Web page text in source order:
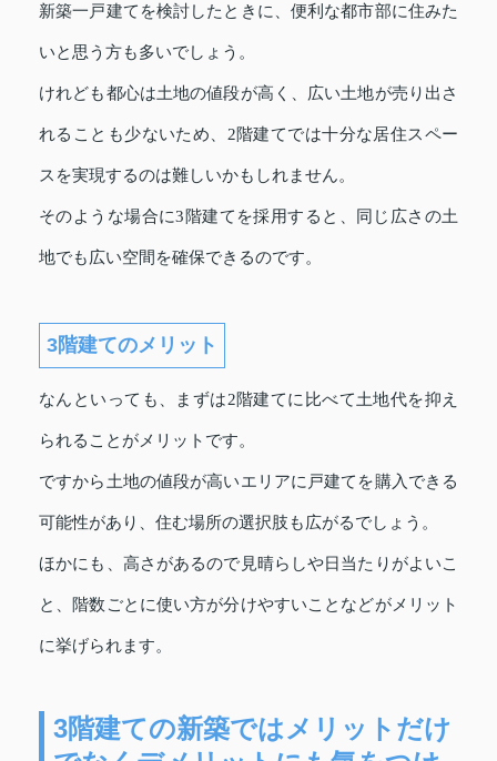
新築一戸建てを検討したときに、便利な都市部に住みた
いと思う方も多いでしょう。
けれども都心は土地の値段が高く、広い土地が売り出さ
れることも少ないため、2階建てでは十分な居住スペー
スを実現するのは難しいかもしれません。
そのような場合に3階建てを採用すると、同じ広さの土
地でも広い空間を確保できるのです。
3階建てのメリット
なんといっても、まずは2階建てに比べて土地代を抑え
られることがメリットです。
ですから土地の値段が高いエリアに戸建てを購入できる
可能性があり、住む場所の選択肢も広がるでしょう。
ほかにも、高さがあるので見晴らしや日当たりがよいこ
と、階数ごとに使い方が分けやすいことなどがメリット
に挙げられます。
3階建ての新築ではメリットだけ